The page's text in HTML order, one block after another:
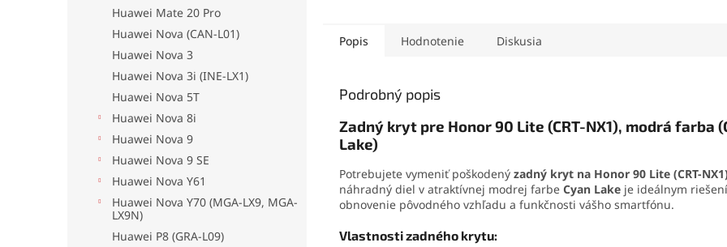
Huawei Mate 20 Pro
Huawei Nova (CAN-L01)
Huawei Nova 3
Huawei Nova 3i (INE-LX1)
Huawei Nova 5T
Huawei Nova 8i
Huawei Nova 9
Huawei Nova 9 SE
Huawei Nova Y61
Huawei Nova Y70 (MGA-LX9, MGA-
LX9N)
Huawei P8 (GRA-L09)
odoláva otrasom, vode aj
drobné súčiastky.
namáhaniu. Vďaka
Popis Hodnotenie Diskusia
Podrobný popis
Zadný kryt pre Honor 90 Lite (CRT-NX1), modrá farba
Lake)
Potrebujete vymeniť poškodený zadný kryt na Honor 90 Lite (CRT-
náhradný diel v atraktívnej modrej farbe Cyan Lake je ideálnym
obnovenie pôvodného vzhľadu a funkčnosti vášho smartfónu.
Vlastnosti zadného krytu: